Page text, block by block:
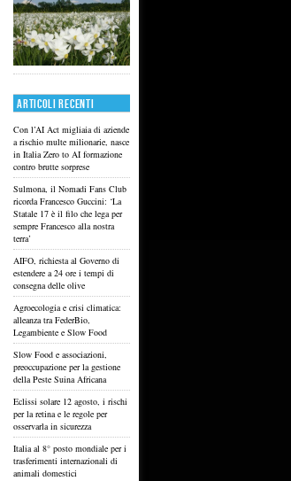
ARTICOLI RECENTI
Con l’AI Act migliaia di aziende
a rischio multe milionarie, nasce
in Italia Zero to AI formazione
contro brutte sorprese
Sulmona, il Nomadi Fans Club
ricorda Francesco Guccini: ‘La
Statale 17 è il filo che lega per
sempre Francesco alla nostra
terra’
AIFO, richiesta al Governo di
estendere a 24 ore i tempi di
consegna delle olive
Agroecologia e crisi climatica:
alleanza tra FederBio,
Legambiente e Slow Food
Slow Food e associazioni,
preoccupazione per la gestione
della Peste Suina Africana
Eclissi solare 12 agosto, i rischi
per la retina e le regole per
osservarla in sicurezza
Italia al 8° posto mondiale per i
trasferimenti internazionali di
animali domestici